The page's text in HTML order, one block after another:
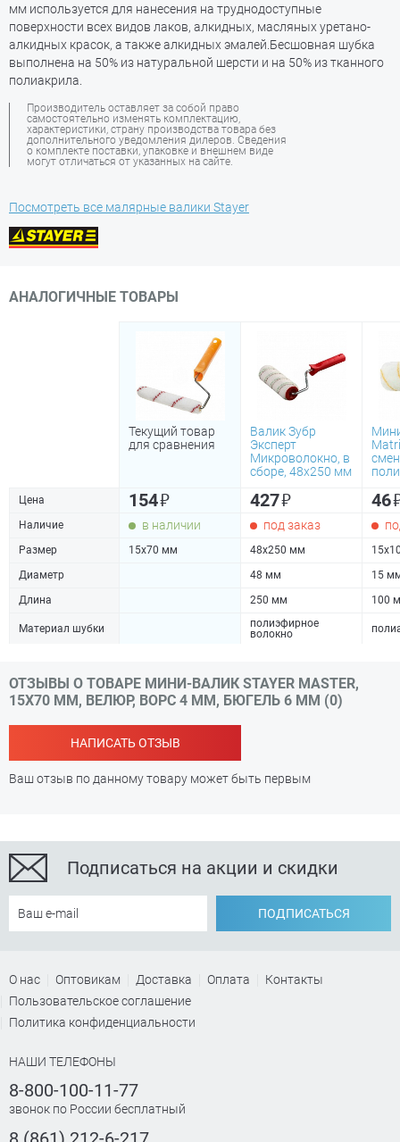
мм используется для нанесения на труднодоступные
поверхности всех видов лаков, алкидных, масляных уретано-
алкидных красок, а также алкидных эмалей.Бесшовная шубка
выполнена на 50% из натуральной шерсти и на 50% из тканного
полиакрила.
Производитель оставляет за собой право
самостоятельно изменять комплектацию,
характеристики, страну производства товара без
дополнительного уведомления дилеров. Сведения
о комплекте поставки, упаковке и внешнем виде
могут отличаться от указанных на сайте.
Посмотреть все малярные валики Stayer
АНАЛОГИЧНЫЕ ТОВАРЫ
Текущий товар
для сравнения
Валик Зубр
Эксперт
Микроволокно, в
сборе, 48х250 мм
Цена 154₽ 427₽ 46
Наличие в наличии под заказ
Размер 15х70 мм 48х250 мм
Диаметр
48 мм
15
Длина
250 мм 100
Материал шубки
полиэфирное
волокно
ОТЗЫВЫ О ТОВАРЕ МИНИ-ВАЛИК STAYER MASTER,
15Х70 ММ, ВЕЛЮР, ВОРС 4 ММ, БЮГЕЛЬ 6 ММ (0)
НАПИСАТЬ ОТЗЫВ
Ваш отзыв по данному товару может быть первым
Подписаться на акции и скидки
ПОДПИСАТЬСЯ
О нас Оптовикам Доставка Оплата
Контакты
Пользовательское соглашение
Политика конфиденциальности
НАШИ ТЕЛЕФОНЫ
8-800-100-11-77
звонок по России бесплатный